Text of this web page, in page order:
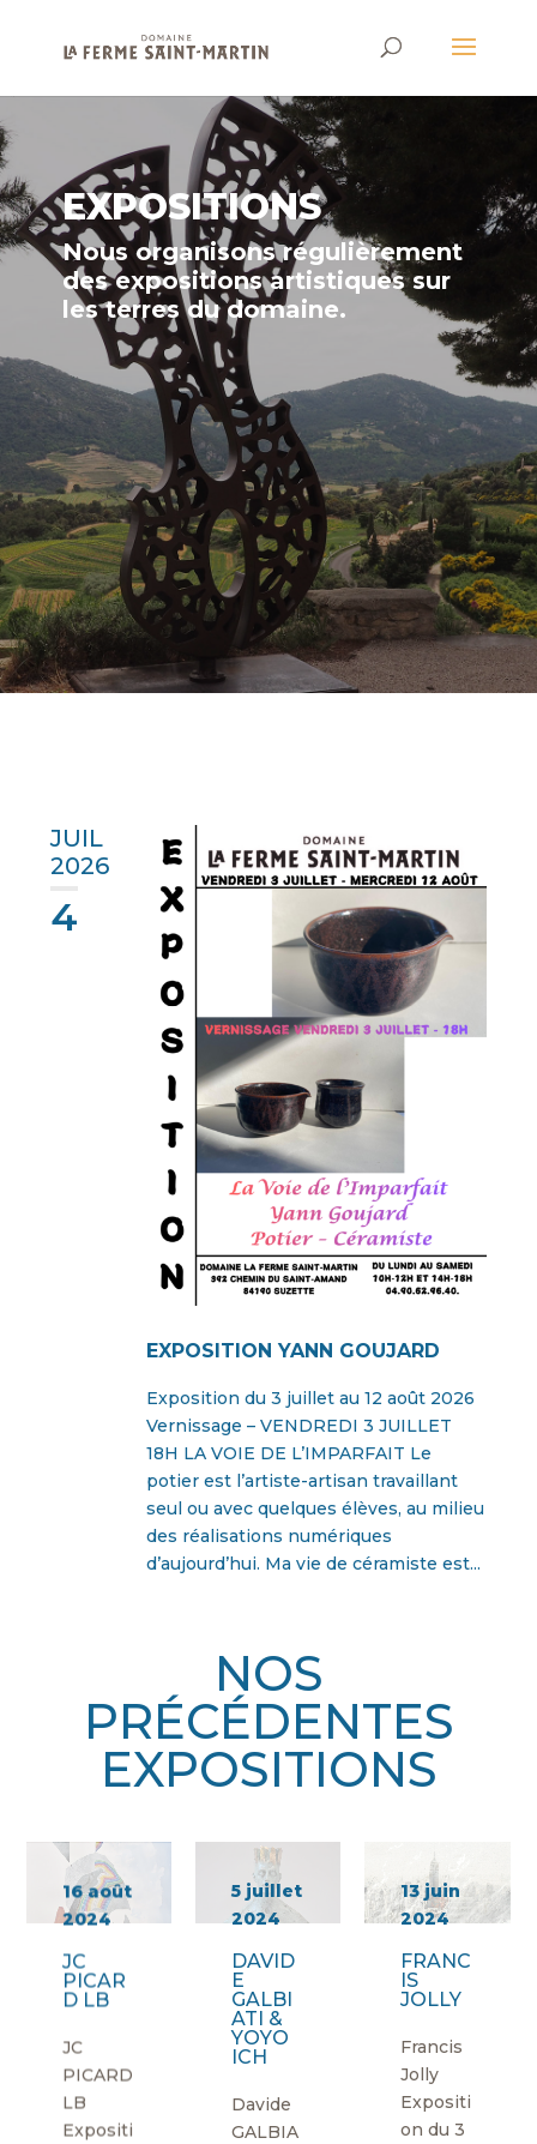
EXPOSITIONS
Nous organisons régulièrement
des expositions artistiques sur
les terres du domaine.
JUIL
2026
4
EXPOSITION YANN GOUJARD
Exposition du 3 juillet au 12 août 2026
Vernissage – VENDREDI 3 JUILLET
18H LA VOIE DE L’IMPARFAIT Le
potier est l’artiste-artisan travaillant
seul ou avec quelques élèves, au milieu
des réalisations numériques
d’aujourd’hui. Ma vie de céramiste est...
NOS
PRÉCÉDENTES
EXPOSITIONS
16 août
2024
JC
PICAR
D LB
JC
PICARD
LB
Expositi
5 juillet
2024
DAVID
E
GALBI
ATI &
YOYO
ICH
Davide
GALBIA
13 juin
2024
FRANC
IS
JOLLY
Francis
Jolly
Expositi
on du 3